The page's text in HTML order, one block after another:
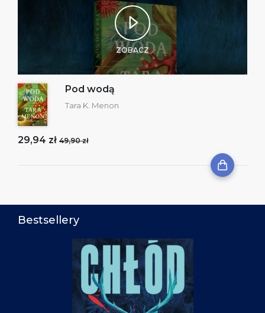
ZOBACZ
Pod wodą
Tara K. Menon
29,94 zł 49,90 zł
Bestsellery